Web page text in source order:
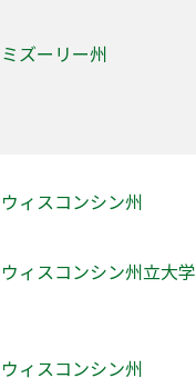
ミズーリー州
ウィスコンシン州
ウィスコンシン州立大学
ウィスコンシン州